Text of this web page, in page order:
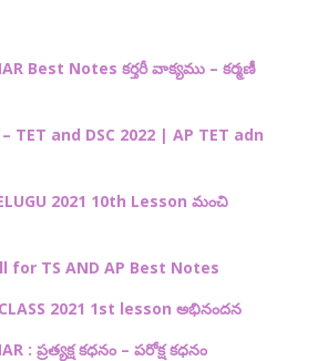
Best Notes కర్తరీ వాక్యము – కర్మణీ
TET and DSC 2022 | AP TET adn
2021 10th Lesson మంచి
TS AND AP Best Notes
2021 1st lesson అభినందన
: ప్రత్యక్ష కధనం – పరోక్ష కధనం